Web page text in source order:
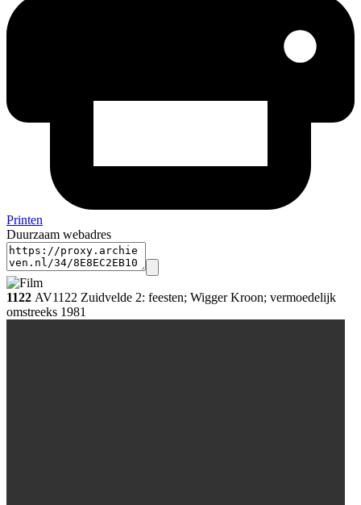
Printen
Duurzaam webadres
1122 AV1122 Zuidvelde 2: feesten; Wigger Kroon; vermoedelijk
omstreeks 1981